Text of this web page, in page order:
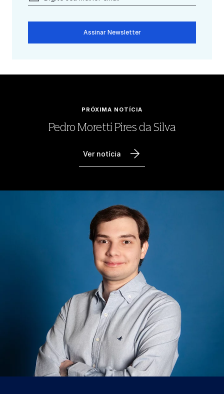
Assinar Newsletter
PRÓXIMA NOTÍCIA
Pedro Moretti Pires da Silva
Ver notícia